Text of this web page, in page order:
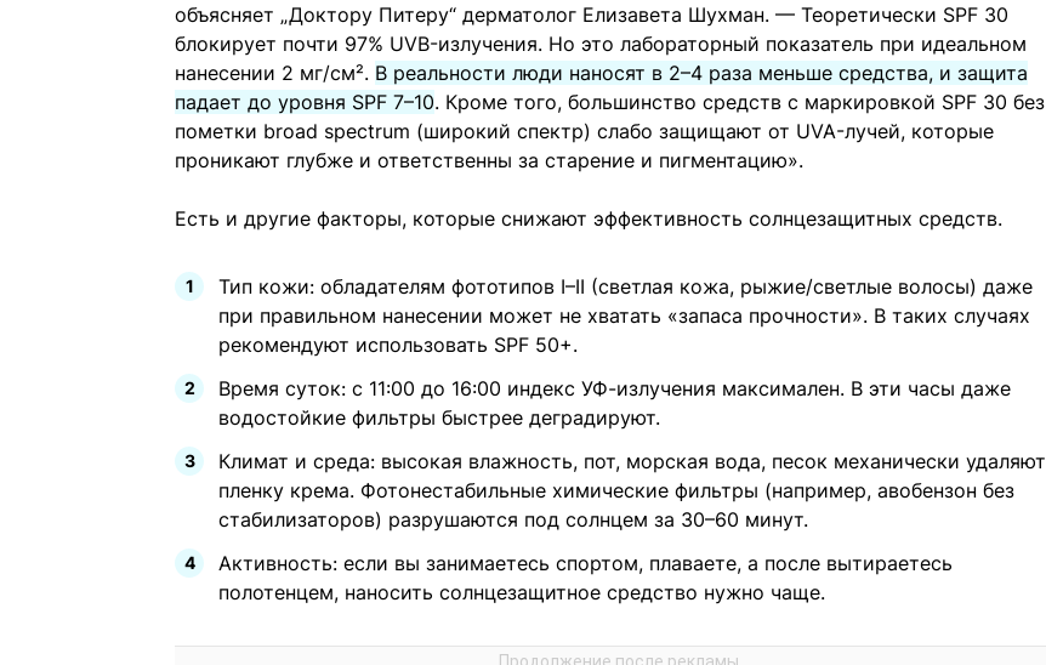
объясняет „Доктору Питеру“ дерматолог Елизавета Шухман. — Теоретически SPF 30
блокирует почти 97% UVB-излучения. Но это лабораторный показатель при идеальном
нанесении 2 мг/см². В реальности люди наносят в 2–4 раза меньше средства, и защита
падает до уровня SPF 7–10. Кроме того, большинство средств с маркировкой SPF 30 без
пометки broad spectrum (широкий спектр) слабо защищают от UVA-лучей, которые
проникают глубже и ответственны за старение и пигментацию».
Есть и другие факторы, которые снижают эффективность солнцезащитных средств.
Тип кожи: обладателям фототипов I–II (светлая кожа, рыжие/светлые волосы) даже
при правильном нанесении может не хватать «запаса прочности». В таких случаях
рекомендуют использовать SPF 50+.
Время суток: с 11:00 до 16:00 индекс УФ-излучения максимален. В эти часы даже
водостойкие фильтры быстрее деградируют.
Климат и среда: высокая влажность, пот, морская вода, песок механически удаляют
пленку крема. Фотонестабильные химические фильтры (например, авобензон без
стабилизаторов) разрушаются под солнцем за 30–60 минут.
Активность: если вы занимаетесь спортом, плаваете, а после вытираетесь
полотенцем, наносить солнцезащитное средство нужно чаще.